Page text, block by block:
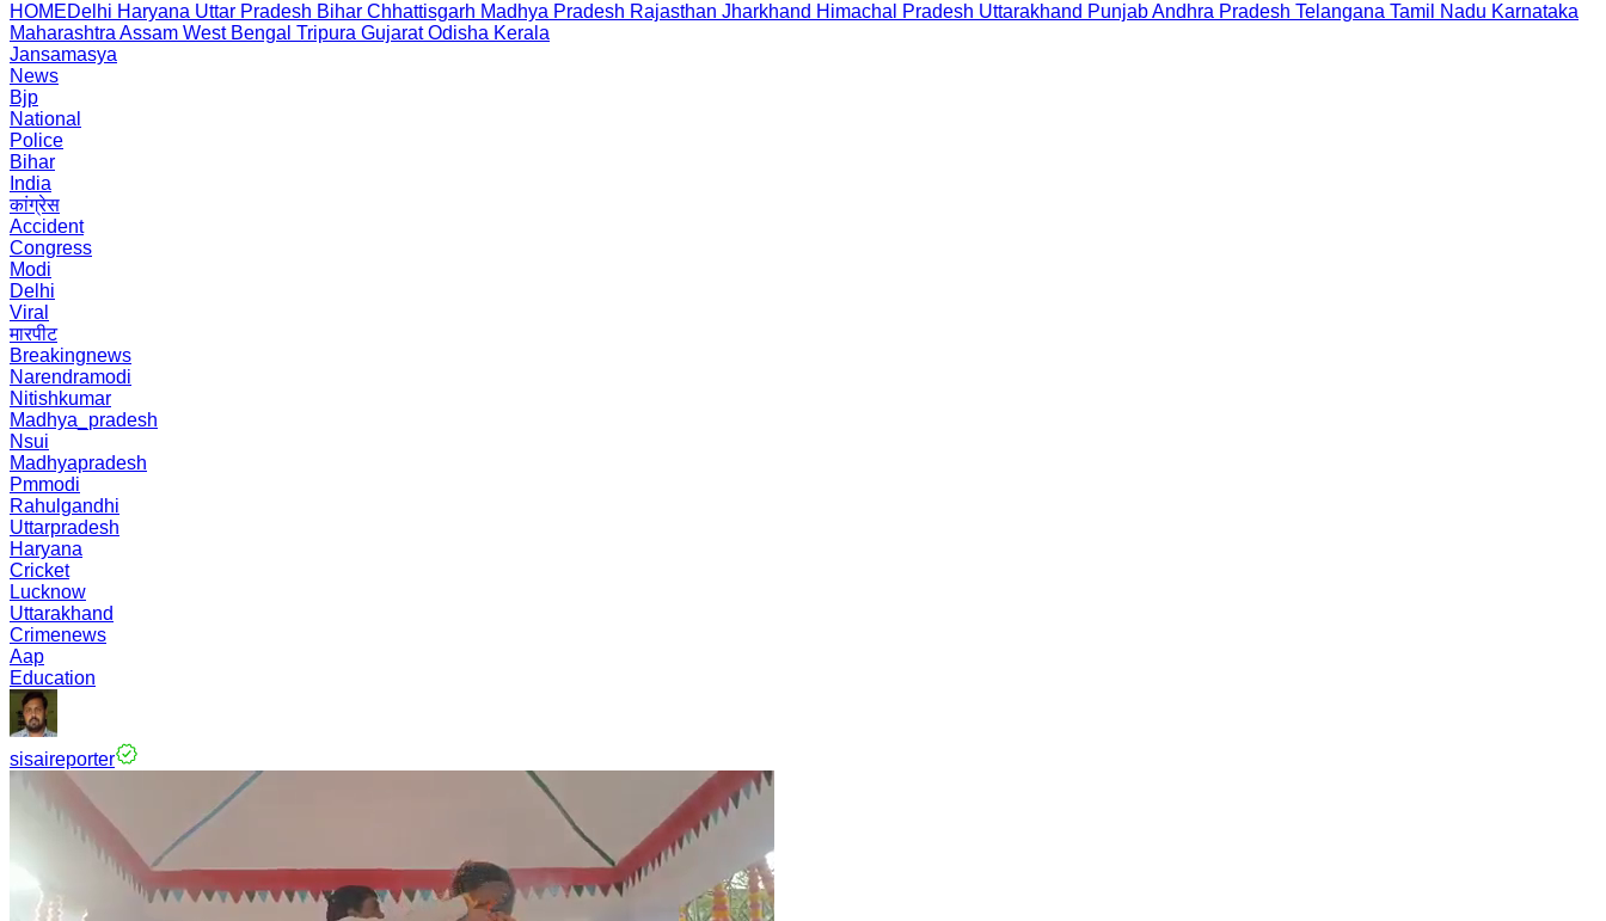
HOMEDelhi Haryana Uttar Pradesh Bihar Chhattisgarh Madhya Pradesh Rajasthan Jharkhand Himachal Pradesh Uttarakhand PunjabAndhra Pradesh Telangana Tamil Nadu Karnataka
Maharashtra Assam West Bengal Tripura Gujarat Odisha Kerala
Jansamasya
News
Bjp
National
Police
Bihar
India
कांग्रेस
Accident
Congress
Modi
Delhi
Viral
मारपीट
Breakingnews
Narendramodi
Nitishkumar
Madhya_pradesh
Nsui
Madhyapradesh
Pmmodi
Rahulgandhi
Uttarpradesh
Haryana
Cricket
Lucknow
Uttarakhand
Crimenews
Aap
Education
sisaireporter